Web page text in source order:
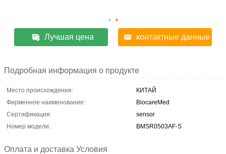
Лучшая цена контактные данные
Подробная информация о продукте
Место происхождения:
КИТАЙ
Фирменное наименование:
BiocareMed
Сертификация:
sensor
Номер модели:
BMSR0503AF-S
Оплата и доставка Условия